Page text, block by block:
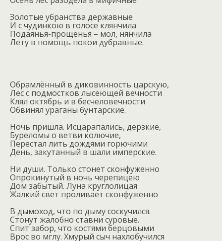
Золотые убранства державные
И с чудинкою в голосе клянчила
Подаянья-прощенья – мол, нянчила
Лету в помощь покои дубравные.
Обрамлённый в диковинность царскую,
Лес с подмостков лысеющей вечности
Клял октябрь и в бесчеловечности
Обвинял ураганы бунтарские.
Ночь пришла. Исцарапались, дерзкие,
Буреломы о ветви колючие,
Перестал лить дождями горючими
День, закутанный в шали имперские.
Ни души. Только стонет сконфуженно
Опрокинутый в ночь черепицею
Дом забытый. Луна круглолицая
Жалкий свет проливает сконфуженно
В дымоход, что по дыму соскучился.
Стонут жалобно ставни суровые.
Спит забор, что костями берцовыми
Врос во мглу. Хмурый сыч нахлобучился